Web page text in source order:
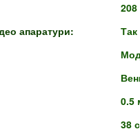
апаратури:
Так
0.5
38